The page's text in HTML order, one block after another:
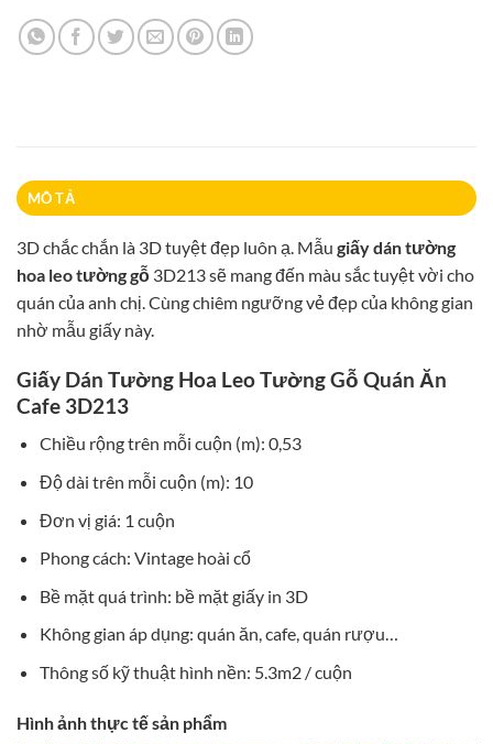
MÔ TẢ
3D chắc chắn là 3D tuyệt đẹp luôn ạ. Mẫu giấy dán tường
hoa leo tường gỗ 3D213 sẽ mang đến màu sắc tuyệt vời cho
quán của anh chị. Cùng chiêm ngưỡng vẻ đẹp của không gian
nhờ mẫu giấy này.
Giấy Dán Tường Hoa Leo Tường Gỗ Quán Ăn
Cafe 3D213
Chiều rộng trên mỗi cuộn (m): 0,53
Độ dài trên mỗi cuộn (m): 10
Đơn vị giá: 1 cuộn
Phong cách: Vintage hoài cổ
Bề mặt quá trình: bề mặt giấy in 3D
Không gian áp dụng: quán ăn, cafe, quán rượu…
Thông số kỹ thuật hình nền: 5.3m2 / cuộn
Hình ảnh thực tế sản phẩm